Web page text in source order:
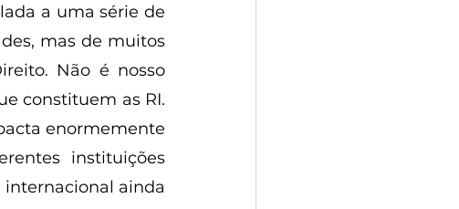
a uma série de
mas de muitos
Não é nosso
constituem as RI.
enormemente
instituições
ainda